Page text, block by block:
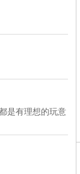
是有理想的玩意